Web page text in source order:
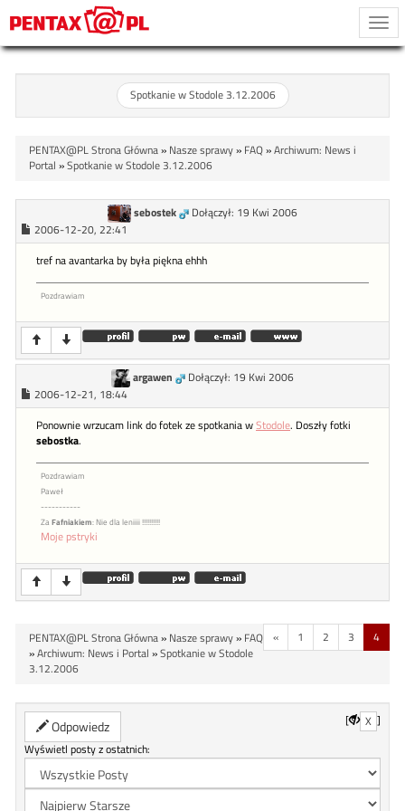
Spotkanie w Stodole 3.12.2006
PENTAX@PL Strona Główna» Nasze sprawy» FAQ»Archiwum: News i
Portal »Spotkanie w Stodole 3.12.2006
sebostek
Dołączył: 19 Kwi 2006
2006-12-20, 22:41
tref na avantarka by była piękna ehhh
Pozdrawiam
argawen
Dołączył: 19 Kwi 2006
2006-12-21, 18:44
Ponownie wrzucam link do fotek ze spotkania wStodole. Doszły fotki
sebostka.
Pozdrawiam
Paweł
-----------
Za Fafniakiem: Nie dla leniiii !!!!!!!!!!
Moje pstryki
« 1 2 3 4
PENTAX@PL Strona Główna» Nasze sprawy» FAQ
»Archiwum: News i Portal »Spotkanie w Stodole
3.12.2006
Odpowiedz [ X ]
Wyświetl posty z ostatnich: